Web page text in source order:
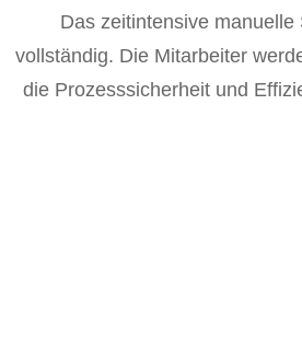
Das zeitintensive manuelle
vollständig. Die Mitarbeiter
die Prozesssicherheit und